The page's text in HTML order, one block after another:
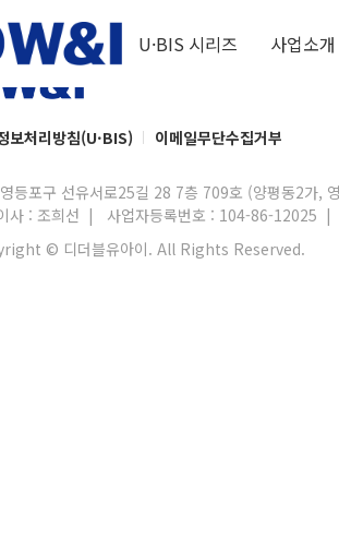
U·BIS 시리즈 사업소개
보처리방침(U·BIS) 이메일무단수집거부
등포구 선유서로25길 28 7층 709호 (양평동2가,
사 : 조희선 | 사업자등록번호 : 104-86-12025 |
© 디더블유아이. All Rights Reserved.